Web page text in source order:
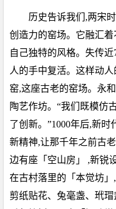
历史告诉我们,两宋
创造力的窑场。它融汇
自己独特的风格。失传
人的手中复活。这样动
窑,这座古老的窑场。永
陶艺作坊。“我们既模仿
了创新。”1000年后,新时
新精神,让那千年之前古
边有座「空山房」 ,新锐
在古村落里的「本觉坊」
剪纸贴花、兔毫盏、玳